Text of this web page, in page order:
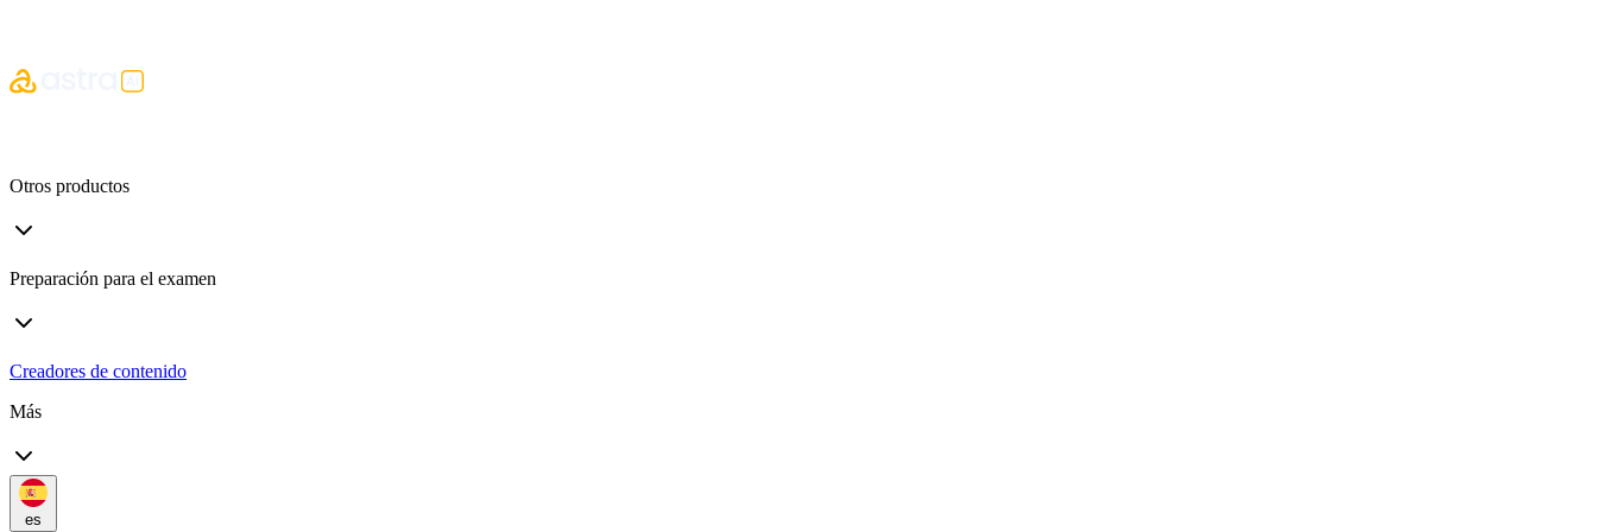
Otros productos
Preparación para el examen
Creadores de contenido
Más
es